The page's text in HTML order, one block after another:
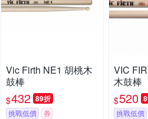
Vic Firth NE1 胡桃木
鼓棒
$432 89折
挑戰低價 券
VIC
木鼓棒
$520
挑戰低價